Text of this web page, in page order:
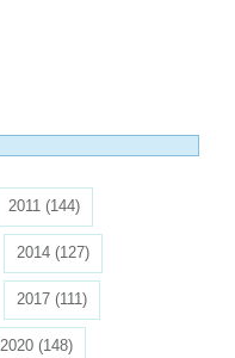
2011 (144)
2014 (127)
2017 (111)
2020 (148)